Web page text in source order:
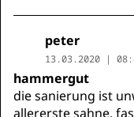
peter
13.03.2020 |
hammergut
die sanierung ist
allererste sahne.